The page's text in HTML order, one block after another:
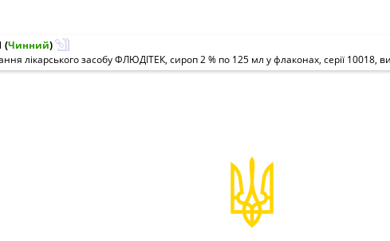
(Чинний)
лікарського засобу ФЛЮДІТЕК, сироп 2 % по 125 мл у флаконах, серії